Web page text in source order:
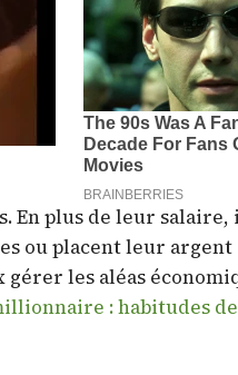
En plus de leur salaire,
ou placent leur argent
les aléas
: habitudes